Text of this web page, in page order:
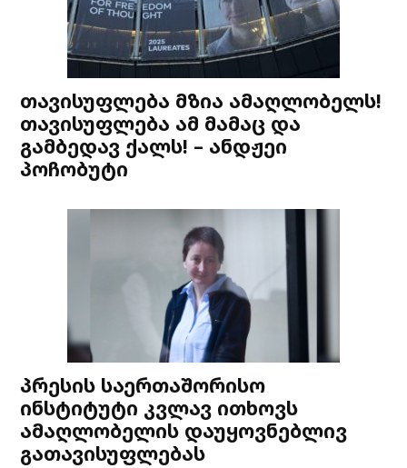
თავისუფლება მზია ამაღლობელს!
თავისუფლება ამ მამაც და
გამბედავ ქალს! – ანდჟეი
პოჩობუტი
პრესის საერთაშორისო
ინსტიტუტი კვლავ ითხოვს
ამაღლობელის დაუყოვნებლივ
გათავისუფლებას